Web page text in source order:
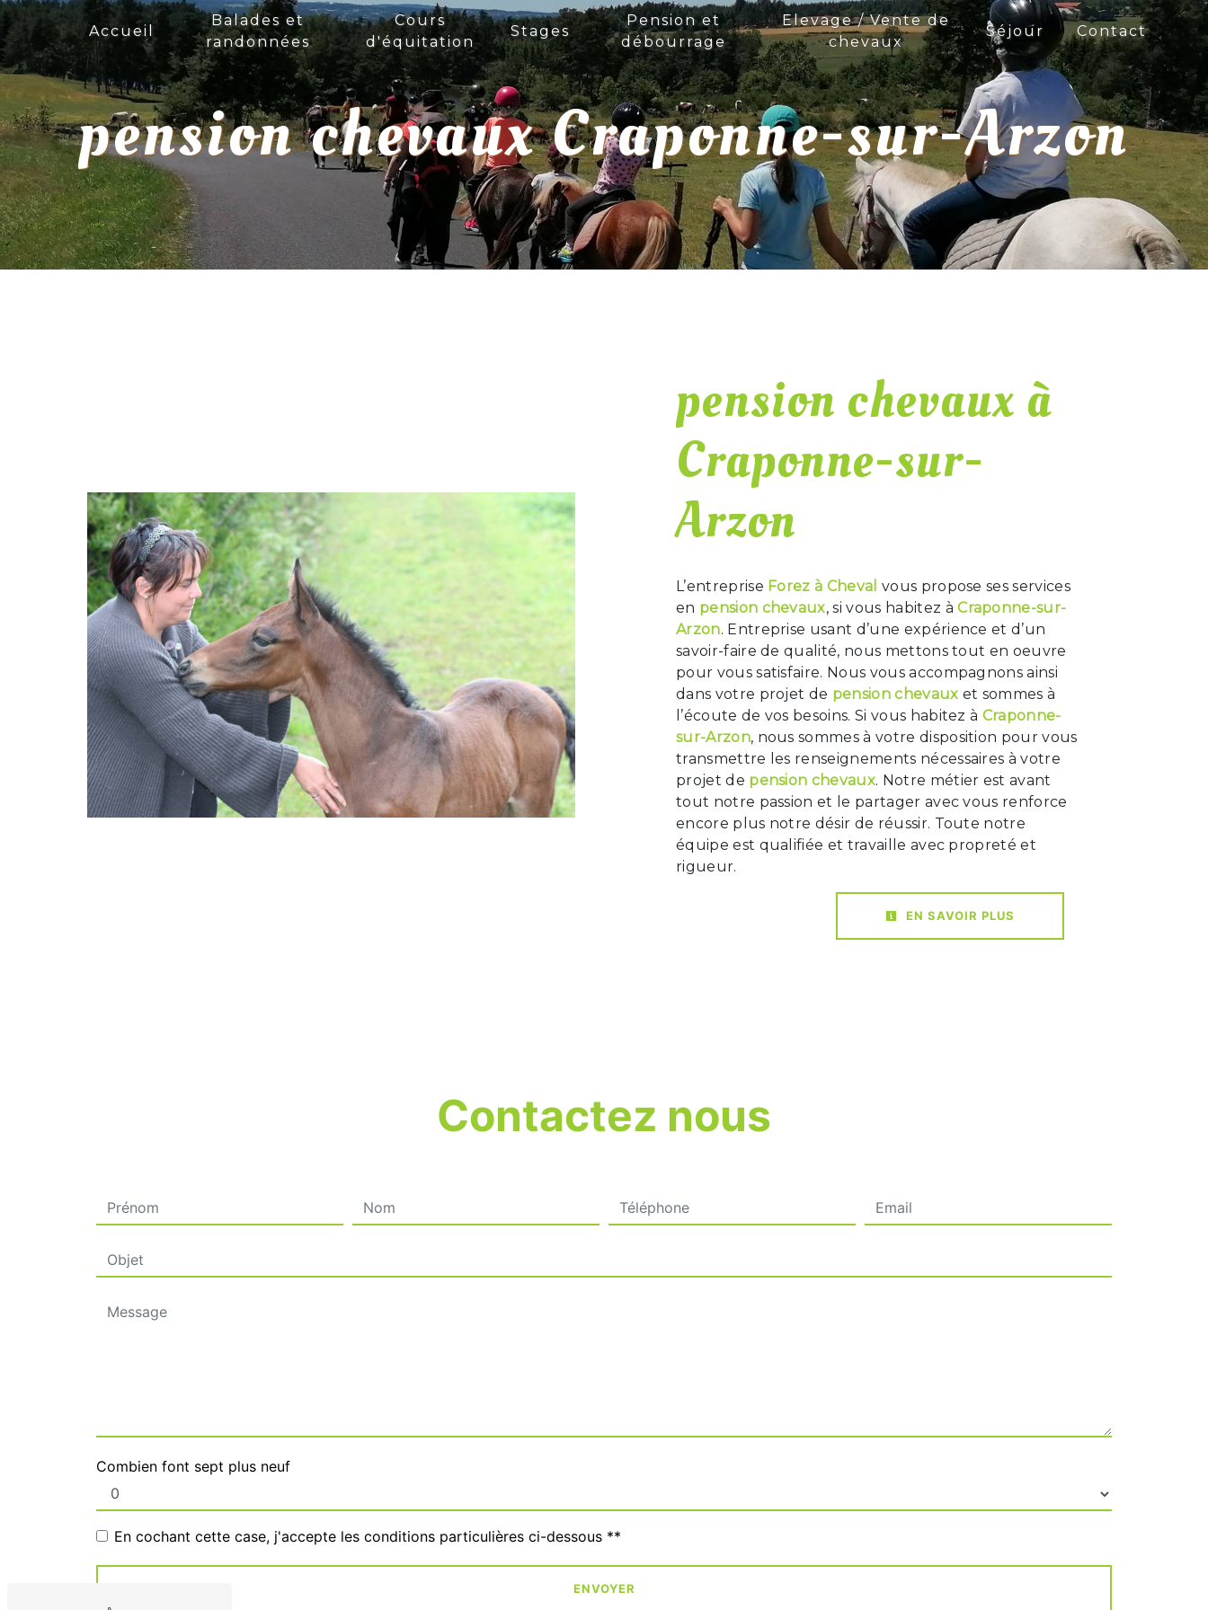
Accueil
Balades et
randonnées
Cours
d'équitation
Stages
Pension et
débourrage
Elevage / Vente de
chevaux
Séjour Contact
pension chevaux Craponne-sur-Arzon
pension chevaux à
Craponne-sur-
Arzon
L’entreprise Forez à Cheval vous propose ses services
en pension chevaux, si vous habitez àCraponne-sur-
Arzon. Entreprise usant d’une expérience et d’un
savoir-faire de qualité, nous mettons tout en oeuvre
pour vous satisfaire. Nous vous accompagnons ainsi
dans votre projet de pension chevaux et sommes à
l’écoute de vos besoins. Si vous habitez à Craponne-
sur-Arzon, nous sommes à votre disposition pour vous
transmettre les renseignements nécessaires à votre
projet de pension chevaux. Notre métier est avant
tout notre passion et le partager avec vous renforce
encore plus notre désir de réussir. Toute notre
équipe est qualifiée et travaille avec propreté et
rigueur.
EN SAVOIR PLUS
Contactez nous
Combien font sept plus neuf
En cochant cette case, j'accepte les conditions particulières ci-dessous **
ENVOYER
Panneau de gestion des cookies